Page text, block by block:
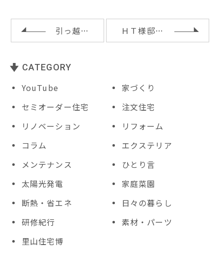
o
k 引っ越し後１年 ＨＴ様邸完成内覧会
CATEGORY
YouTube
家づくり
セミオーダー住宅
注文住宅
リノベーション
リフォーム
コラム
エクステリア
メンテナンス
ひとり言
太陽光発電
家庭菜園
断熱・省エネ
日々の暮らし
研修紀行
素材・パーツ
里山住宅博